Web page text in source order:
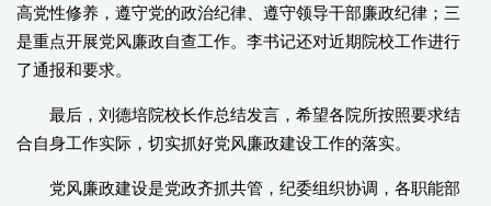
高党性修养，遵守党的政治纪律、遵守领导干部廉政纪律；三
是重点开展党风廉政自查工作。李书记还对近期院校工作进行
了通报和要求。
最后，刘德培院校长作总结发言，希望各院所按照要求结
合自身工作实际，切实抓好党风廉政建设工作的落实。
党风廉政建设是党政齐抓共管，纪委组织协调，各职能部